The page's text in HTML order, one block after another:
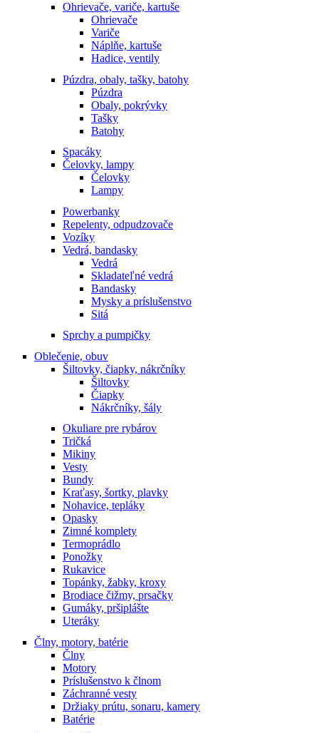
Ohrievače, variče, kartuše
Ohrievače
Variče
Náplňe, kartuše
Hadice, ventily
Púzdra, obaly, tašky, batohy
Púzdra
Obaly, pokrývky
Tašky
Batohy
Spacáky
Čelovky, lampy
Čelovky
Lampy
Powerbanky
Repelenty, odpudzovače
Vozíky
Vedrá, bandasky
Vedrá
Skladateľné vedrá
Bandasky
Mysky a príslušenstvo
Sitá
Sprchy a pumpičky
Oblečenie, obuv
Šiltovky, čiapky, nákrčníky
Šiltovky
Čiapky
Nákrčníky, šály
Okuliare pre rybárov
Tričká
Mikiny
Vesty
Bundy
Kraťasy, šortky, plavky
Nohavice, tepláky
Opasky
Zimné komplety
Termoprádlo
Ponožky
Rukavice
Topánky, žabky, kroxy
Brodiace čižmy, prsačky
Gumáky, pršiplášte
Uteráky
Člny, motory, batérie
Člny
Motory
Príslušenstvo k člnom
Záchranné vesty
Držiaky prútu, sonaru, kamery
Batérie